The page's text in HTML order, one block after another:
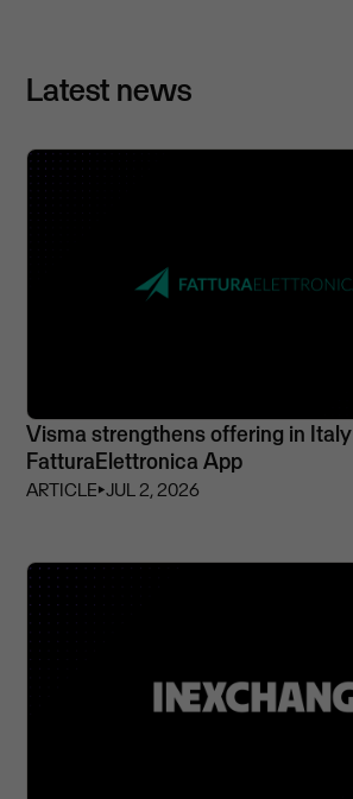
Latest news
Visma strengthens offering in
FatturaElettronica App
ARTICLE⏵JUL 2, 2026